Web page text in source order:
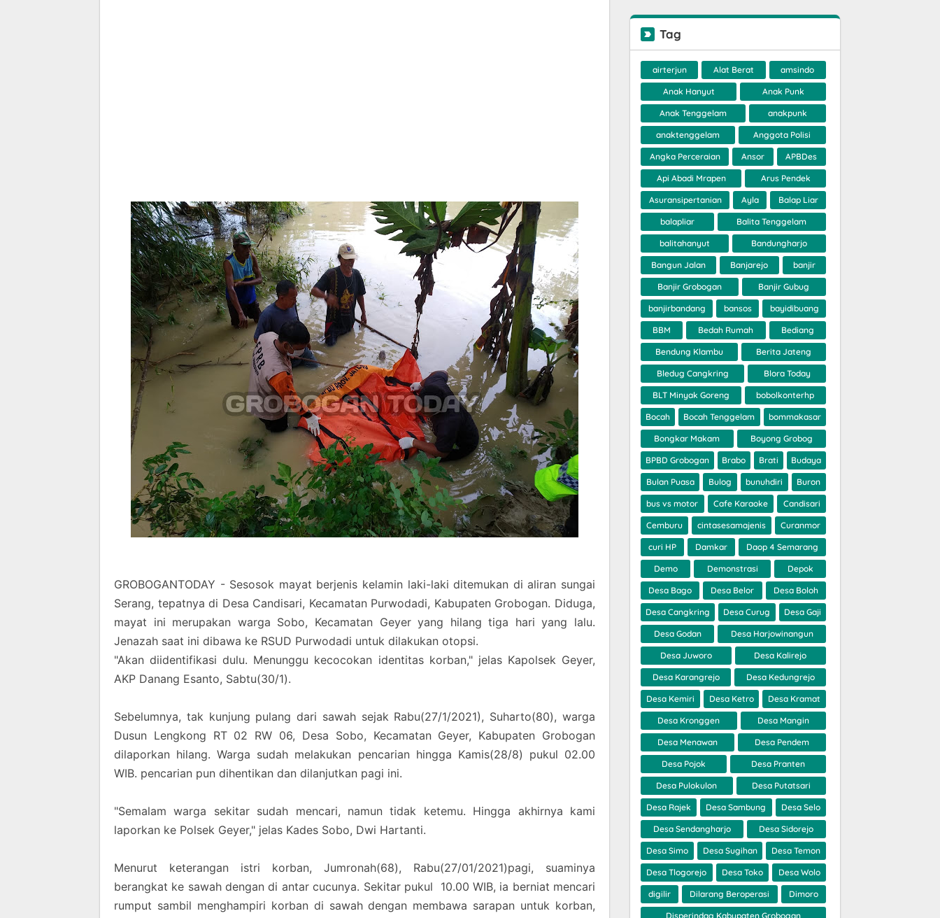
GROBOGANTODAY - Sesosok mayat berjenis kelamin laki-laki ditemukan di aliran sungai
Serang, tepatnya di Desa Candisari, Kecamatan Purwodadi, Kabupaten Grobogan. Diduga,
mayat ini merupakan warga Sobo, Kecamatan Geyer yang hilang tiga hari yang lalu.
Jenazah saat ini dibawa ke RSUD Purwodadi untuk dilakukan otopsi.
"Akan diidentifikasi dulu. Menunggu kecocokan identitas korban," jelas Kapolsek Geyer,
AKP Danang Esanto, Sabtu(30/1).
Sebelumnya, tak kunjung pulang dari sawah sejak Rabu(27/1/2021), Suharto(80), warga
Dusun Lengkong RT 02 RW 06, Desa Sobo, Kecamatan Geyer, Kabupaten Grobogan
dilaporkan hilang. Warga sudah melakukan pencarian hingga Kamis(28/8) pukul 02.00
WIB. pencarian pun dihentikan dan dilanjutkan pagi ini.
"Semalam warga sekitar sudah mencari, namun tidak ketemu. Hingga akhirnya kami
laporkan ke Polsek Geyer," jelas Kades Sobo, Dwi Hartanti.
Menurut keterangan istri korban, Jumronah(68), Rabu(27/01/2021)pagi, suaminya
berangkat ke sawah dengan di antar cucunya. Sekitar pukul 10.00 WIB, ia berniat mencari
rumput sambil menghampiri korban di sawah dengan membawa sarapan untuk korban,
Tag
airterjun Alat Berat amsindo
Anak Hanyut Anak Punk
Anak Tenggelam anakpunk
anaktenggelam Anggota Polisi
Angka Perceraian Ansor APBDes
Api Abadi Mrapen Arus Pendek
Asuransipertanian Ayla Balap Liar
balapliar Balita Tenggelam
balitahanyut Bandungharjo
Bangun Jalan Banjarejo banjir
Banjir Grobogan Banjir Gubug
banjirbandang bansos bayidibuang
BBM Bedah Rumah Bediang
Bendung Klambu Berita Jateng
Bledug Cangkring Blora Today
BLT Minyak Goreng bobolkonterhp
Bocah Bocah Tenggelam bommakasar
Bongkar Makam Boyong Grobog
BPBD Grobogan Brabo Brati Budaya
Bulan Puasa Bulog bunuhdiri Buron
bus vs motor Cafe Karaoke Candisari
Cemburu cintasesamajenis Curanmor
curi HP Damkar Daop 4 Semarang
Demo Demonstrasi Depok
Desa Bago Desa Belor Desa Boloh
Desa Cangkring Desa Curug Desa Gaji
Desa Godan Desa Harjowinangun
Desa Juworo Desa Kalirejo
Desa Karangrejo Desa Kedungrejo
Desa Kemiri Desa Ketro Desa Kramat
Desa Kronggen Desa Mangin
Desa Menawan Desa Pendem
Desa Pojok Desa Pranten
Desa Pulokulon Desa Putatsari
Desa Rajek Desa Sambung Desa Selo
Desa Sendangharjo Desa Sidorejo
Desa Simo Desa Sugihan Desa Temon
Desa Tlogorejo Desa Toko Desa Wolo
digilir Dilarang Beroperasi Dimoro
Disperindag Kabupaten Grobogan